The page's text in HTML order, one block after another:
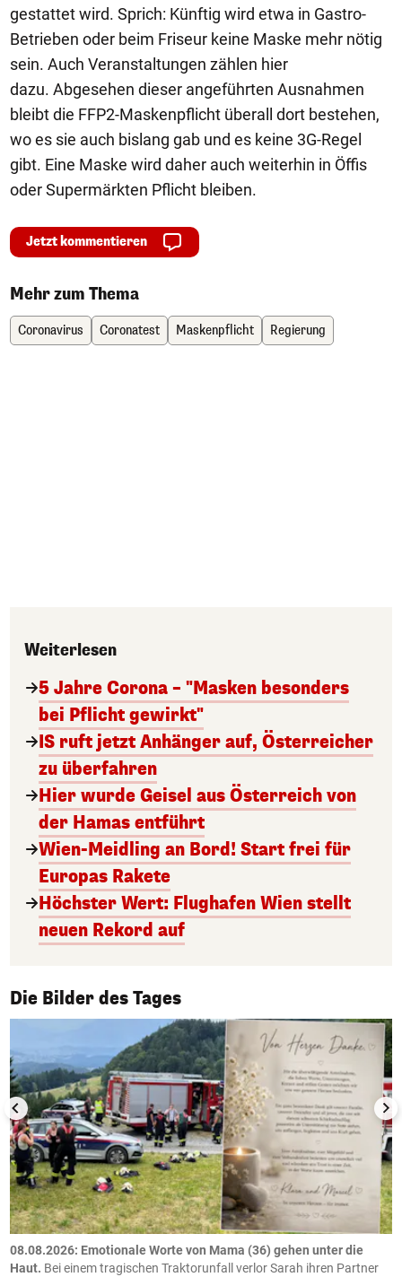
gestattet wird. Sprich: Künftig wird etwa in Gastro-
Betrieben oder beim Friseur keine Maske mehr nötig
sein. Auch Veranstaltungen zählen hier
dazu. Abgesehen dieser angeführten Ausnahmen
bleibt die FFP2-Maskenpflicht überall dort bestehen,
wo es sie auch bislang gab und es keine 3G-Regel
gibt. Eine Maske wird daher auch weiterhin in Öffis
oder Supermärkten Pflicht bleiben.
Jetzt kommentieren
Mehr zum Thema
Coronavirus Coronatest Maskenpflicht Regierung
Weiterlesen
5 Jahre Corona – "Masken besonders
bei Pflicht gewirkt"
IS ruft jetzt Anhänger auf, Österreicher
zu überfahren
Hier wurde Geisel aus Österreich von
der Hamas entführt
Wien-Meidling an Bord! Start frei für
Europas Rakete
Höchster Wert: Flughafen Wien stellt
neuen Rekord auf
Die Bilder des Tages
1/50
08.08.2026: Emotionale Worte von Mama (36) gehen unter die
Haut. Bei einem tragischen Traktorunfall verlor Sarah ihren Partner